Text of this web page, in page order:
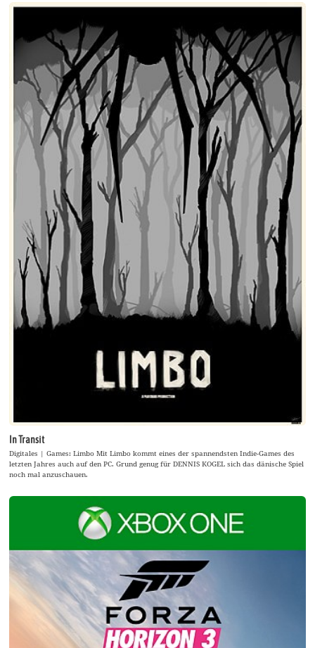
In Transit
Digitales | Games: Limbo Mit Limbo kommt eines der spannendsten Indie-Games des
letzten Jahres auch auf den PC. Grund genug für DENNIS KOGEL sich das dänische Spiel
noch mal anzuschauen.